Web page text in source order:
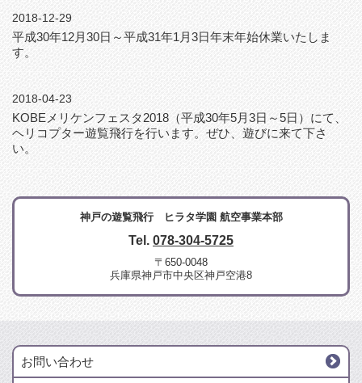
2018-12-29
平成30年12月30日～平成31年1月3日年末年始休業いたしま
す。
2018-04-23
KOBEメリケンフェスタ2018（平成30年5月3日～5日）にて、
ヘリコプター遊覧飛行を行います。ぜひ、遊びに来て下さ
い。
神戸の遊覧飛行 ヒラタ学園 航空事業本部
Tel. 078-304-5725
〒650-0048
兵庫県神戸市中央区神戸空港8
お問い合わせ